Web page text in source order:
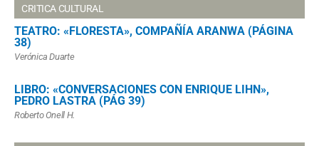
CRITICA CULTURAL
TEATRO: «FLORESTA», COMPAÑÍA ARANWA (PÁGINA
38)
Verónica Duarte
LIBRO: «CONVERSACIONES CON ENRIQUE LIHN»,
PEDRO LASTRA (PÁG 39)
Roberto Onell H.